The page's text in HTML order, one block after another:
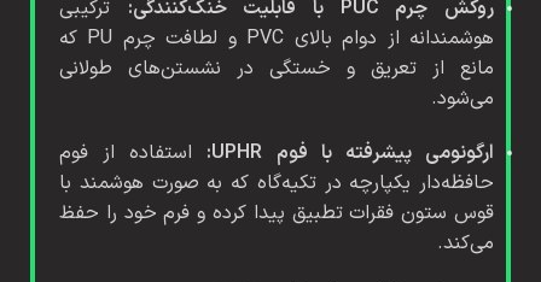
روکش چرم PUC با قابلیت خنک‌کنندگی:
ترکیبی
هوشمندانه از دوام بالای PVC و لطافت چرم PU که
مانع از تعریق و خستگی در نشستن‌های طولانی
می‌شود.
ارگونومی پیشرفته با فوم UPHR:
استفاده از فوم
حافظه‌دار یکپارچه در تکیه‌گاه که به صورت هوشمند با
قوس ستون فقرات تطبیق پیدا کرده و فرم خود را حفظ
می‌کند.